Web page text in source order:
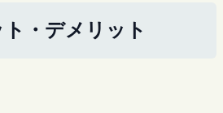
・デメリット